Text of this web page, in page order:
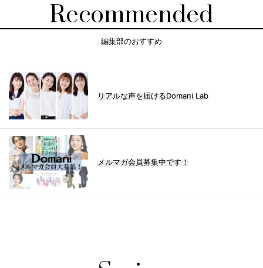
Recommended
編集部のおすすめ
リアルな声を届けるDomani Lab
メルマガ会員募集中です！